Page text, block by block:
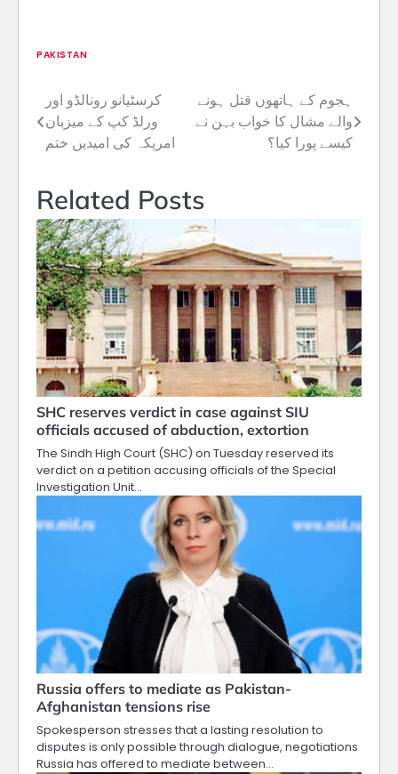
PAKISTAN
Post
navigation
کرسٹیانو رونالڈو اور
ورلڈ کپ کے میزبان
امریکہ کی امیدیں ختم
ہجوم کے ہاتھوں قتل ہونے
والے مشال کا خواب بہن نے
کیسے پورا کیا؟
Related Posts
SHC reserves verdict in case against SIU
officials accused of abduction, extortion
The Sindh High Court (SHC) on Tuesday reserved its
verdict on a petition accusing officials of the Special
Investigation Unit…
Russia offers to mediate as Pakistan-
Afghanistan tensions rise
Spokesperson stresses that a lasting resolution to
disputes is only possible through dialogue, negotiations
Russia has offered to mediate between…